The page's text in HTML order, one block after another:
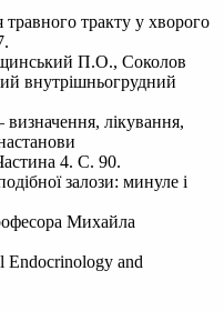
тракту у хворого
П.О., Соколов
внутрішньогрудний
лікування,
4. С. 90.
залози: минуле і
Михайла
Endocrinology and